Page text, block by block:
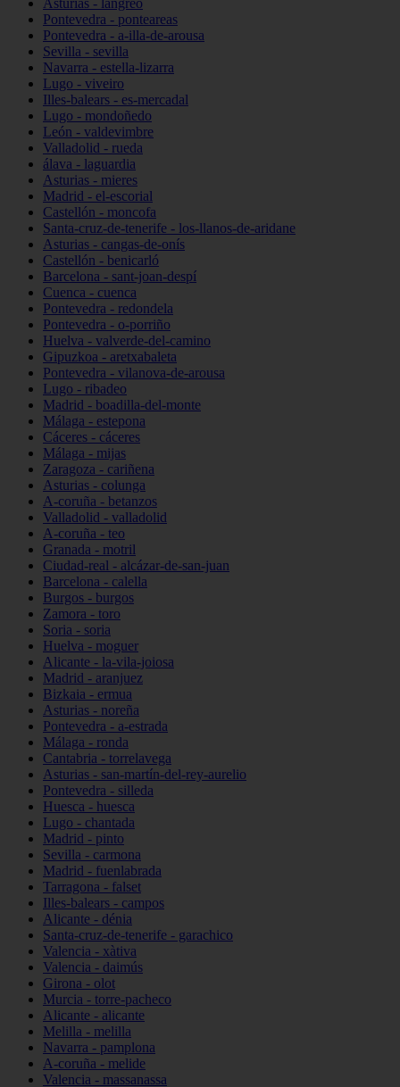
Asturias - langreo
Pontevedra - ponteareas
Pontevedra - a-illa-de-arousa
Sevilla - sevilla
Navarra - estella-lizarra
Lugo - viveiro
Illes-balears - es-mercadal
Lugo - mondoñedo
León - valdevimbre
Valladolid - rueda
álava - laguardia
Asturias - mieres
Madrid - el-escorial
Castellón - moncofa
Santa-cruz-de-tenerife - los-llanos-de-aridane
Asturias - cangas-de-onís
Castellón - benicarló
Barcelona - sant-joan-despí
Cuenca - cuenca
Pontevedra - redondela
Pontevedra - o-porriño
Huelva - valverde-del-camino
Gipuzkoa - aretxabaleta
Pontevedra - vilanova-de-arousa
Lugo - ribadeo
Madrid - boadilla-del-monte
Málaga - estepona
Cáceres - cáceres
Málaga - mijas
Zaragoza - cariñena
Asturias - colunga
A-coruña - betanzos
Valladolid - valladolid
A-coruña - teo
Granada - motril
Ciudad-real - alcázar-de-san-juan
Barcelona - calella
Burgos - burgos
Zamora - toro
Soria - soria
Huelva - moguer
Alicante - la-vila-joiosa
Madrid - aranjuez
Bizkaia - ermua
Asturias - noreña
Pontevedra - a-estrada
Málaga - ronda
Cantabria - torrelavega
Asturias - san-martín-del-rey-aurelio
Pontevedra - silleda
Huesca - huesca
Lugo - chantada
Madrid - pinto
Sevilla - carmona
Madrid - fuenlabrada
Tarragona - falset
Illes-balears - campos
Alicante - dénia
Santa-cruz-de-tenerife - garachico
Valencia - xàtiva
Valencia - daimús
Girona - olot
Murcia - torre-pacheco
Alicante - alicante
Melilla - melilla
Navarra - pamplona
A-coruña - melide
Valencia - massanassa